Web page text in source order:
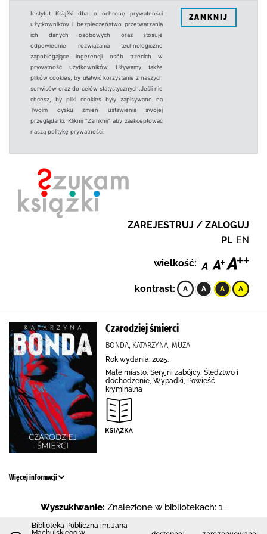
Instytut Książki dba o ochronę prywatności
użytkowników i bezpieczeństwo przetwarzania
ich danych osobowych oraz stosuje
odpowiednie rozwiązania technologiczne
zapobiegające ingerencji osób trzecich w
prywatność użytkowników. Używamy także
plików cookies, by ułatwić korzystanie z naszych
serwisów oraz do celów statystycznych.Jeśli nie
chcesz, by pliki cookies były zapisywane na
Twoim dysku zmień ustawienia swojej
przeglądarki. Kliknij "Zamknij" aby zaakceptować
naszą politykę prywatności.
ZAMKNIJ
ZAREJESTRUJ / ZALOGUJ
PL EN
wielkość:
kontrast:
Czarodziej śmierci
BONDA, KATARZYNA, MUZA
Rok wydania: 2025.
Małe miasto, Seryjni zabójcy, Śledztwo i
dochodzenie, Wypadki, Powieść
kryminalna
Więcej informacji
Wyszukiwanie: Znalezione w bibliotekach: 1 .
Biblioteka Publiczna im. Jana